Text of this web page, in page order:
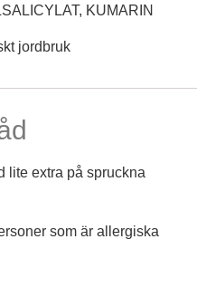
KUMARIN
jordbruk
lite extra på spruckna
som är allergiska